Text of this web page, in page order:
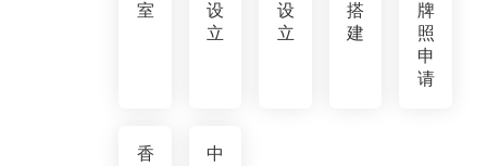
室
设
立
设
立
搭
建
牌
照
申
请
香
中